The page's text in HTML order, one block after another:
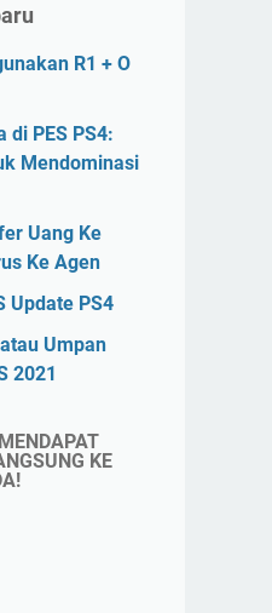
R1 + O
di PES PS4:
Mendominasi
Uang Ke
Ke Agen
Update PS4
Umpan
2021
KE